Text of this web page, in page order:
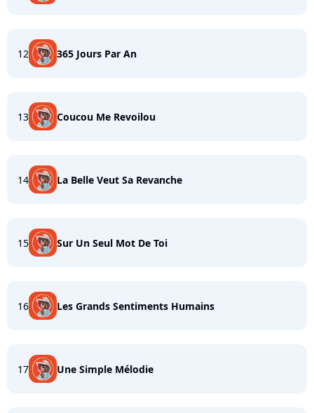
12 365 Jours Par An
13 Coucou Me Revoilou
14 La Belle Veut Sa Revanche
15 Sur Un Seul Mot De Toi
16 Les Grands Sentiments Humains
17 Une Simple Mélodie